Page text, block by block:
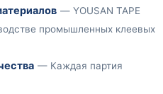
— YOUSAN TAPE
промышленных клеевых
— Каждая партия